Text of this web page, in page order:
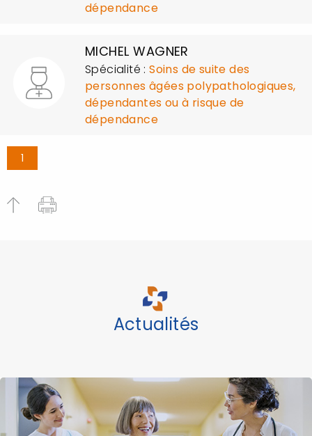
dépendance
MICHEL WAGNER
Spécialité :Soins de suite des
personnes âgées polypathologiques,
dépendantes ou à risque de
dépendance
1
Actualités